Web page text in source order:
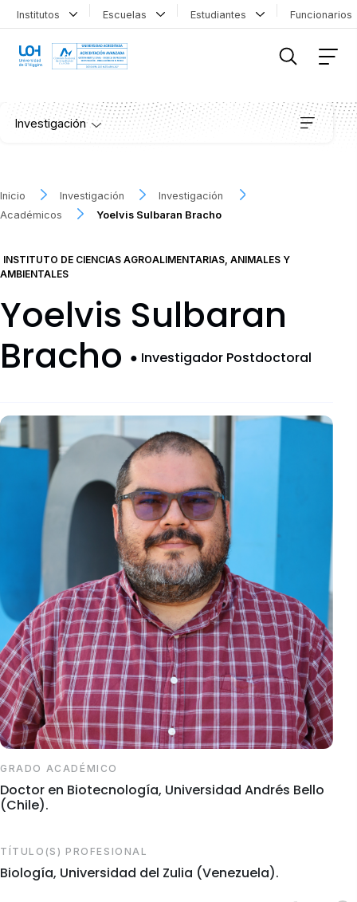
Institutos Escuelas Estudiantes
Investigación
Proyectos
Publicaciones
Convocatorias
Comités Institucionales
Inicio Investigación
Investigación
Académicos
Yoelvis Sulbaran Bracho
INSTITUTO DE CIENCIAS AGROALIMENTARIAS, ANIMALES Y
AMBIENTALES
Yoelvis Sulbaran
Bracho ● Investigador Postdoctoral
GRADO ACADÉMICO
Doctor en Biotecnología, Universidad Andrés Bello
(Chile).
TÍTULO(S) PROFESIONAL
Biología, Universidad del Zulia (Venezuela).